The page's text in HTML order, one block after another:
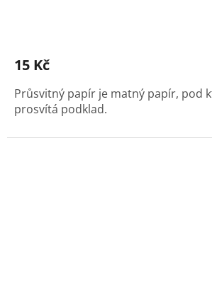
15 Kč
Průsvitný papír je matný papír, pod
prosvítá podklad.